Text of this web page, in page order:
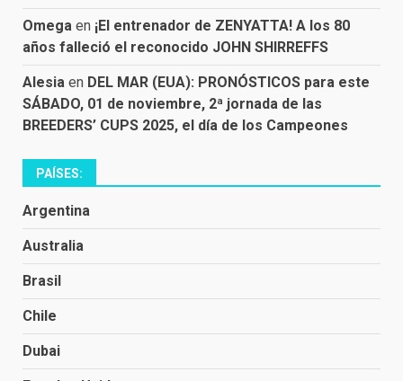
Omega en ¡El entrenador de ZENYATTA! A los 80
años falleció el reconocido JOHN SHIRREFFS
Alesia en DEL MAR (EUA): PRONÓSTICOS para este
SÁBADO, 01 de noviembre, 2ª jornada de las
BREEDERS’ CUPS 2025, el día de los Campeones
PAÍSES:
Argentina
Australia
Brasil
Chile
Dubai